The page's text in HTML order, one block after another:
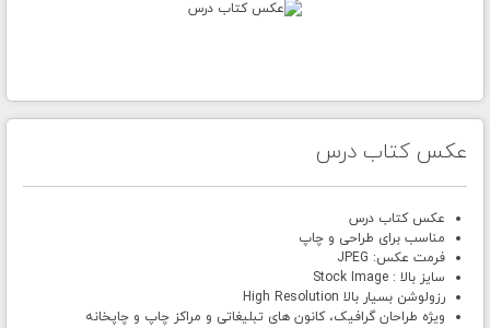
عکس کتاب درس
عکس کتاب درس
مناسب برای طراحی و چاپ
فرمت عکس: JPEG
سایز بالا : Stock Image
رزولوشن بسیار بالا High Resolution
ویژه طراحان گرافیک، کانون های تبلیغاتی و مراکز چاپ و چاپخانه